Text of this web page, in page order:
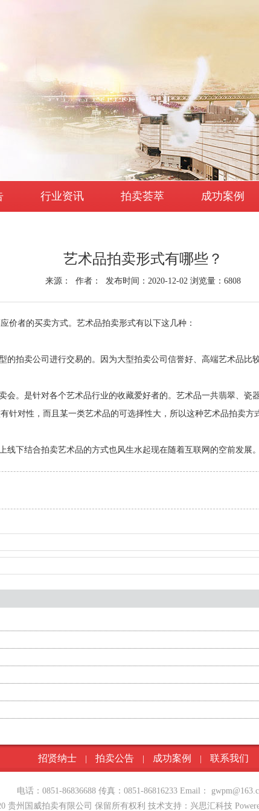
行业资讯 拍卖荟萃 成功案例
艺术品拍卖形式有哪些？
来源： 作者： 发布时间：2020-12-02 浏览量：6808
价者的买卖方式。艺术品拍卖形式有以下这几种：
拍卖公司进行交易的。因为大型拍卖公司信誉好、高端艺术品比
会。是针对各个艺术品行业的收藏爱好者的。艺术品一共翡翠、
针对性，而且某一类艺术品的可选择性大，所以这种艺术品拍卖方
下结合拍卖艺术品的方式也风生水起现在随着互联网的空前发展
招贤纳士 拍卖公告 成功案例 联系我们
电话：0851-86836688 传真：0851-86816233 Email：
贵州国威拍卖有限公司 保留所有权利 技术支持：兴思汇科技